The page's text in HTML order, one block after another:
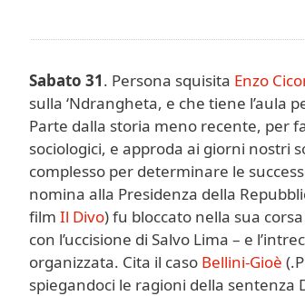
Sabato 31. Persona squisita Enzo
sulla ‘Ndrangheta, e che tiene l’aula
Parte dalla storia meno recente, per
sociologici, e approda ai giorni nostri
complesso per determinare le
nomina alla Presidenza della
film Il Divo) fu bloccato nella sua
con l’uccisione di Salvo Lima – e
organizzata. Cita il caso Bellini-Gioè
spiegandoci le ragioni della sentenza